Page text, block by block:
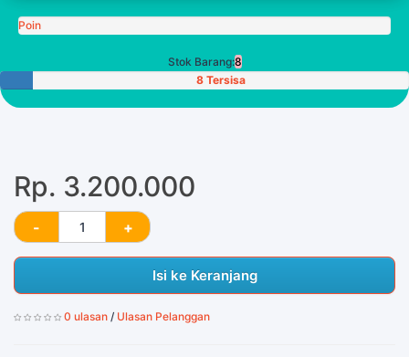
Poin
Stok Barang:8
8 Tersisa
Rp. 3.200.000
Isi ke Keranjang
0 ulasan / Ulasan Pelanggan